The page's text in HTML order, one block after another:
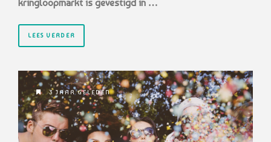
kringloopmarkt is gevestigd in …
LEES VERDER
3 JAAR GELEDEN